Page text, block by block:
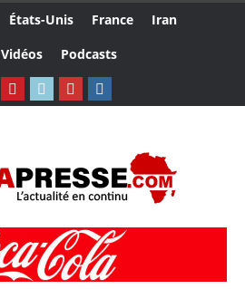
États-Unis France
Iran
Vidéos Podcasts